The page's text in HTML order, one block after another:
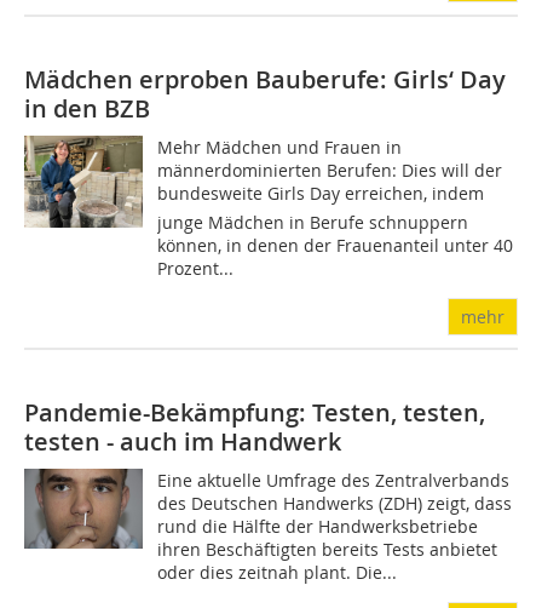
Mädchen erproben Bauberufe: Girls‘ Day
in den BZB
Mehr Mädchen und Frauen in
männerdominierten Berufen: Dies will der
bundesweite Girls Day erreichen, indem
junge Mädchen in Berufe schnuppern
können, in denen der Frauenanteil unter 40
Prozent...
mehr
Pandemie-Bekämpfung: Testen, testen,
testen - auch im Handwerk
Eine aktuelle Umfrage des Zentralverbands
des Deutschen Handwerks (ZDH) zeigt, dass
rund die Hälfte der Handwerksbetriebe
ihren Beschäftigten bereits Tests anbietet
oder dies zeitnah plant. Die...